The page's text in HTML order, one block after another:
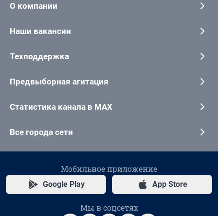
О компании
Наши вакансии
Техподдержка
Предвыборная агитация
Статистика канала в MAX
Все города сети
Мобильное приложение
Google Play App Store
Мы в соцсетях